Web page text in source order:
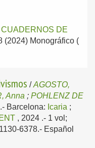
DE
(2024) Monográfico (
/AGOSTO,
Anna ; POHLENZ DE
.- Barcelona: Icaria ;
, 2024 .- 1 vol;
6378.- Español